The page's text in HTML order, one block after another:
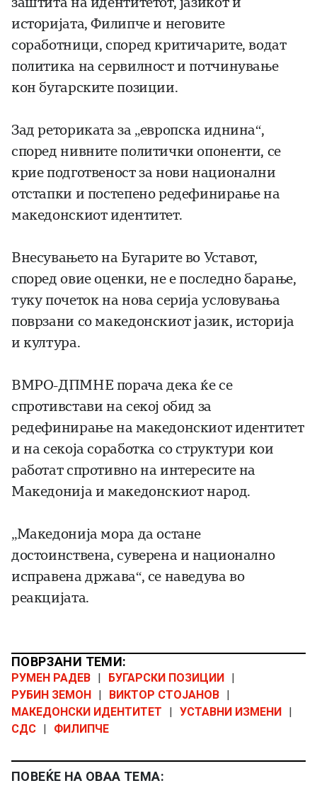
историјата, Филипче и неговите
соработници, според критичарите, водат
политика на сервилност и потчинување
кон бугарските позиции.
Зад реториката за „европска иднина“,
според нивните политички опоненти, се
крие подготвеност за нови национални
отстапки и постепено редефинирање на
македонскиот идентитет.
Внесувањето на Бугарите во Уставот,
според овие оценки, не е последно барање,
туку почеток на нова серија условувања
поврзани со македонскиот јазик, историја
и култура.
ВМРО-ДПМНЕ порача дека ќе се
спротивстави на секој обид за
редефинирање на македонскиот идентитет
и на секоја соработка со структури кои
работат спротивно на интересите на
Македонија и македонскиот народ.
„Македонија мора да остане
достоинствена, суверена и национално
исправена држава“, се наведува во
реакцијата.
ПОВРЗАНИ ТЕМИ:
РУМЕН РАДЕВ БУГАРСКИ ПОЗИЦИИ
РУБИН ЗЕМОН
ВИКТОР СТОЈАНОВ
МАКЕДОНСКИ ИДЕНТИТЕТ
УСТАВНИ ИЗМЕНИ
СДС
ФИЛИПЧЕ
ПОВЕЌЕ НА ОВАА ТЕМА: